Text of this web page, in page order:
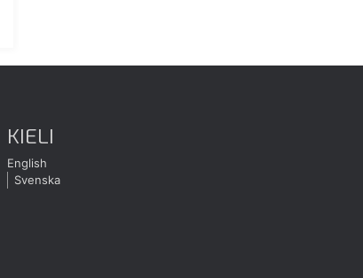
KIELI
English
Svenska